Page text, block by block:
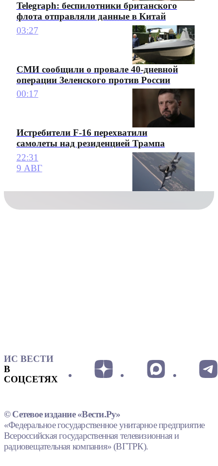
Telegraph: беспилотники британского
флота отправляли данные в Китай
03:27
СМИ сообщили о провале 40-дневной
операции Зеленского против России
00:17
Истребители F-16 перехватили
самолеты над резиденцией Трампа
22:31
9 АВГ
ИС ВЕСТИ
В
СОЦСЕТЯХ
© Сетевое издание «Вести.Ру»
«Федеральное государственное унитарное предприятие
Всероссийская государственная телевизионная и
радиовещательная компания» (ВГТРК).